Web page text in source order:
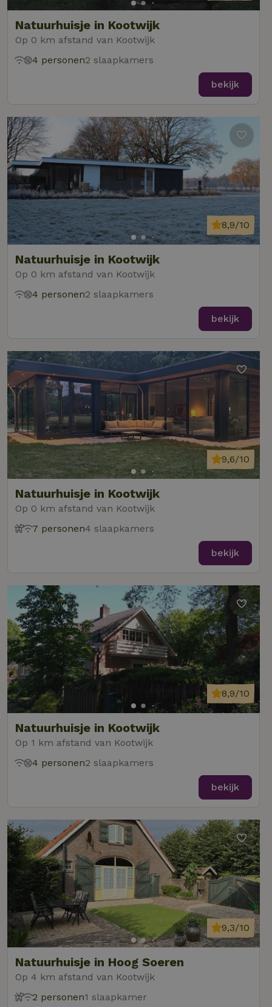
Natuurhuisje in Kootwijk
Op 0 km afstand van Kootwijk
4 personen2 slaapkamers
bekijk
Natuurhuisje in Kootwijk
Op 0 km afstand van Kootwijk
8,9/10
4 personen2 slaapkamers
bekijk
Natuurhuisje in Kootwijk
Op 0 km afstand van Kootwijk
9,6/10
7 personen4 slaapkamers
bekijk
Natuurhuisje in Kootwijk
Op 1 km afstand van Kootwijk
8,9/10
4 personen2 slaapkamers
bekijk
Natuurhuisje in Hoog Soeren
Op 4 km afstand van Kootwijk
9,3/10
2 personen1 slaapkamer